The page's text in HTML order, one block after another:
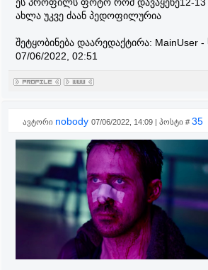
ახლა უკვე ძაან პედოფილურია
შეტყობინება დაარედაქტირა: MainUser -
07/06/2022, 02:51
ავტორი nobody 07/06/2022, 14:09 | პოსტი # 35